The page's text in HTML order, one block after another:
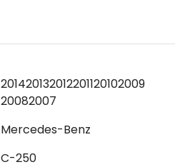
201420132012201120102009
20082007
Mercedes-Benz
C-250